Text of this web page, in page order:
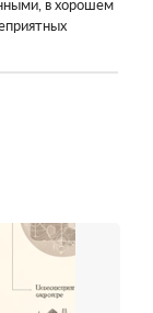
в хорошем